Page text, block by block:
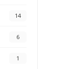
14
6
1